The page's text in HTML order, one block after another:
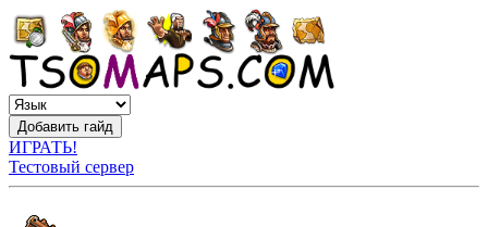
ИГРАТЬ!
Тестовый сервер